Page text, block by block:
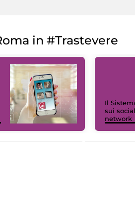
in #Trastevere
Il
sui social
network